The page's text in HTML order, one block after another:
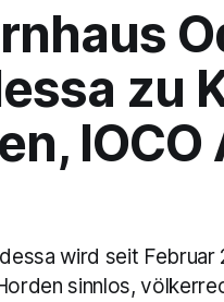
zu
IOCO
wird seit
sinnlos,